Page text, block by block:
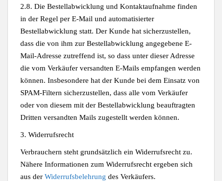
2.8. Die Bestellabwicklung und Kontaktaufnahme finden
in der Regel per E-Mail und automatisierter
Bestellabwicklung statt. Der Kunde hat sicherzustellen,
dass die von ihm zur Bestellabwicklung angegebene E-
Mail-Adresse zutreffend ist, so dass unter dieser Adresse
die vom Verkäufer versandten E-Mails empfangen werden
können. Insbesondere hat der Kunde bei dem Einsatz von
SPAM-Filtern sicherzustellen, dass alle vom Verkäufer
oder von diesem mit der Bestellabwicklung beauftragten
Dritten versandten Mails zugestellt werden können.
3. Widerrufsrecht
Verbrauchern steht grundsätzlich ein Widerrufsrecht zu.
Nähere Informationen zum Widerrufsrecht ergeben sich
aus der Widerrufsbelehrung des Verkäufers.